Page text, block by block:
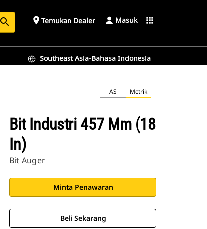
search place Temukan Dealer Masuk apps
Southeast Asia-Bahasa Indonesia
AS Metrik
Bit Industri 457 Mm (18
In)
Bit Auger
Minta Penawaran
Beli Sekarang